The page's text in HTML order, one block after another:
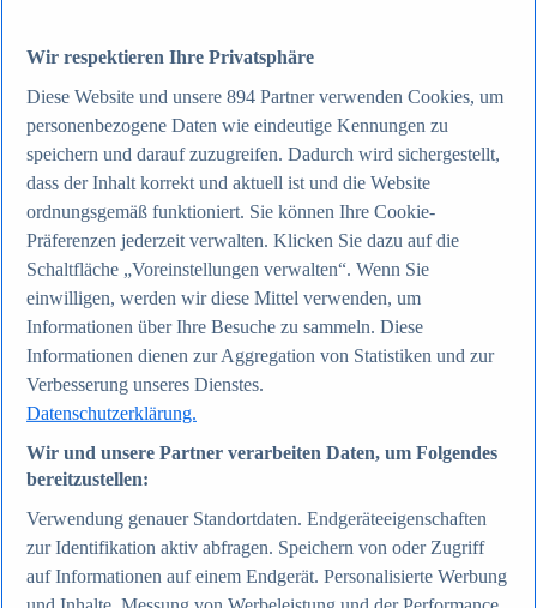
Zum Report
Internet
Beliebte Statistiken
Anzahl der Social-Media-Nutzer weltweit 2012-2025
Social Networks mit den meisten Nutzern weltweit
2025
Soziale Netzwerke in Deutschland nach Generationen
2025
Instagram - Nutzung nach Alter und Geschlecht in
Deutschland 2025
Podcasts - Nutzung 2016-2025
Internet
Themen
Social Media - Daten & Fakten
TikTok - Daten & Fakten
Wir respektieren Ihre Privatsphäre
Diese Website und unsere 894 Partner verwenden Cookies, um
personenbezogene Daten wie eindeutige Kennungen zu
speichern und darauf zuzugreifen. Dadurch wird sichergestellt,
dass der Inhalt korrekt und aktuell ist und die Website
ordnungsgemäß funktioniert. Sie können Ihre Cookie-
Präferenzen jederzeit verwalten. Klicken Sie dazu auf die
Schaltfläche „Voreinstellungen verwalten“. Wenn Sie
einwilligen, werden wir diese Mittel verwenden, um
Informationen über Ihre Besuche zu sammeln. Diese
Informationen dienen zur Aggregation von Statistiken und zur
Verbesserung unseres Dienstes.
Datenschutzerklärung.
Wir und unsere Partner verarbeiten Daten, um Folgendes
bereitzustellen:
Verwendung genauer Standortdaten. Endgeräteeigenschaften
zur Identifikation aktiv abfragen. Speichern von oder Zugriff
auf Informationen auf einem Endgerät. Personalisierte Werbung